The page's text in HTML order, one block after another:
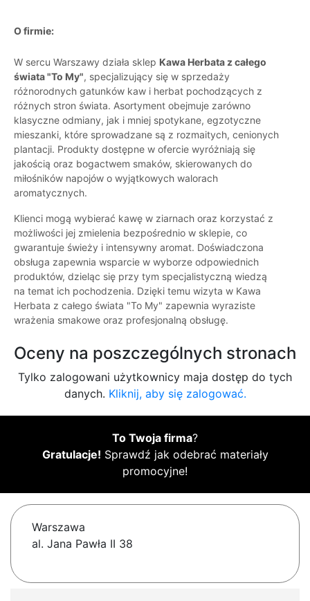
O firmie:
W sercu Warszawy działa sklep Kawa Herbata z całego
świata "To My", specjalizujący się w sprzedaży
różnorodnych gatunków kaw i herbat pochodzących z
różnych stron świata. Asortyment obejmuje zarówno
klasyczne odmiany, jak i mniej spotykane, egzotyczne
mieszanki, które sprowadzane są z rozmaitych, cenionych
plantacji. Produkty dostępne w ofercie wyróżniają się
jakością oraz bogactwem smaków, skierowanych do
miłośników napojów o wyjątkowych walorach
aromatycznych.
Klienci mogą wybierać kawę w ziarnach oraz korzystać z
możliwości jej zmielenia bezpośrednio w sklepie, co
gwarantuje świeży i intensywny aromat. Doświadczona
obsługa zapewnia wsparcie w wyborze odpowiednich
produktów, dzieląc się przy tym specjalistyczną wiedzą
na temat ich pochodzenia. Dzięki temu wizyta w Kawa
Herbata z całego świata "To My" zapewnia wyraziste
wrażenia smakowe oraz profesjonalną obsługę.
Oceny na poszczególnych stronach
Tylko zalogowani użytkownicy maja dostęp do tych
danych. Kliknij, aby się zalogować.
To Twoja firma?
Gratulacje! Sprawdź jak odebrać materiały
promocyjne!
Warszawa
al. Jana Pawła II 38